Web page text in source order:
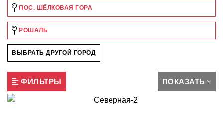
ПОС. ШЁЛКОВАЯ ГОРА
РОШАЛЬ
ВЫБРАТЬ ДРУГОЙ ГОРОД
ФИЛЬТРЫ ПОКАЗАТЬ